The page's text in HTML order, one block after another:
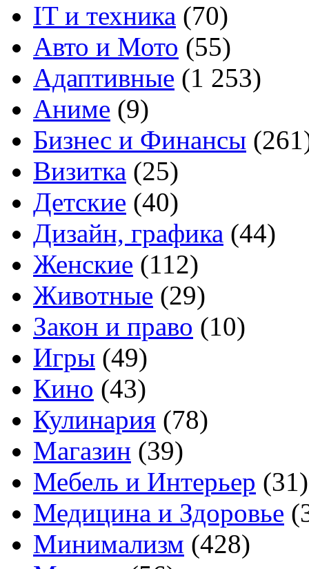
IT и техника (70)
Авто и Мото (55)
Адаптивные (1 253)
Аниме (9)
Бизнес и Финансы
Визитка (25)
Детские (40)
Дизайн, графика (44)
Женские (112)
Животные (29)
Закон и право (10)
Игры (49)
Кино (43)
Кулинария (78)
Магазин (39)
Мебель и Интерьер (31)
Медицина и Здоровье
Минимализм (428)